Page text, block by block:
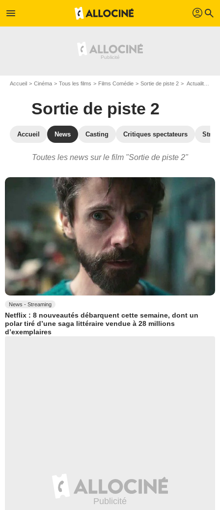
menu profil search
Accueil Cinéma Tous les films Films Comédie Sortie de piste 2 Actualités Sortie de piste 2
Sortie de piste 2
Accueil News Casting Critiques spectateurs
Toutes les news sur le film "Sortie de piste 2"
News - Streaming
Netflix : 8 nouveautés débarquent cette semaine, dont un
polar tiré d’une saga littéraire vendue à 28 millions
d’exemplaires